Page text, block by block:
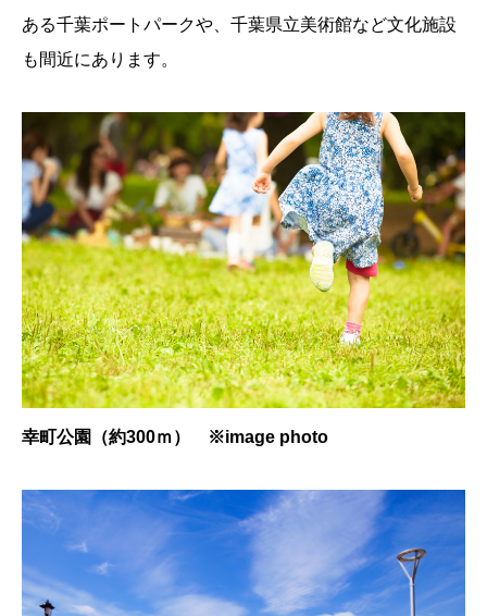
ある千葉ポートパークや、千葉県立美術館など文化施設
も間近にあります。
幸町公園（約300ｍ） ※image photo